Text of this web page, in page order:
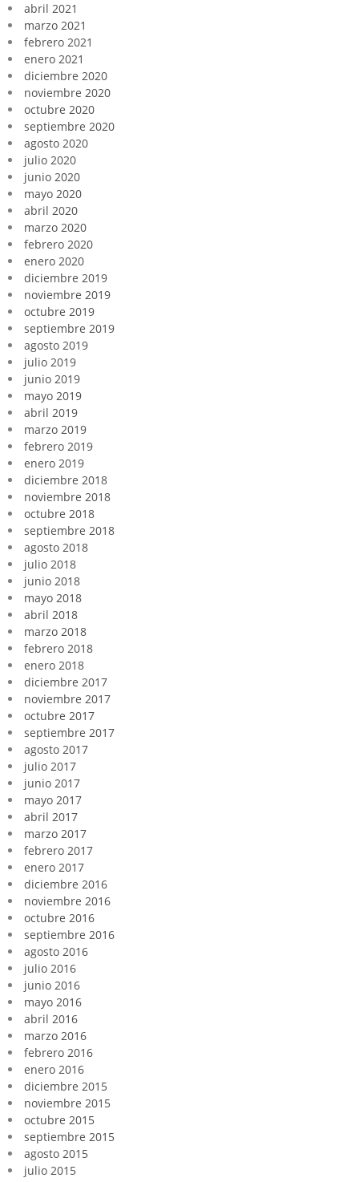
abril 2021
marzo 2021
febrero 2021
enero 2021
diciembre 2020
noviembre 2020
octubre 2020
septiembre 2020
agosto 2020
julio 2020
junio 2020
mayo 2020
abril 2020
marzo 2020
febrero 2020
enero 2020
diciembre 2019
noviembre 2019
octubre 2019
septiembre 2019
agosto 2019
julio 2019
junio 2019
mayo 2019
abril 2019
marzo 2019
febrero 2019
enero 2019
diciembre 2018
noviembre 2018
octubre 2018
septiembre 2018
agosto 2018
julio 2018
junio 2018
mayo 2018
abril 2018
marzo 2018
febrero 2018
enero 2018
diciembre 2017
noviembre 2017
octubre 2017
septiembre 2017
agosto 2017
julio 2017
junio 2017
mayo 2017
abril 2017
marzo 2017
febrero 2017
enero 2017
diciembre 2016
noviembre 2016
octubre 2016
septiembre 2016
agosto 2016
julio 2016
junio 2016
mayo 2016
abril 2016
marzo 2016
febrero 2016
enero 2016
diciembre 2015
noviembre 2015
octubre 2015
septiembre 2015
agosto 2015
julio 2015